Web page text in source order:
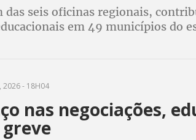
das seis oficinas regionais,
em 49 municípios do
2026 - 18H04
nas negociações,